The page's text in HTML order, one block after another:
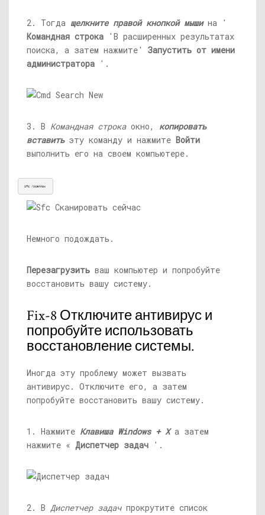
2. Тогда щелкните правой кнопкой мыши на '
Командная строка 'В расширенных результатах
поиска, а затем нажмите' Запустить от имени
администратора '.
3. В Командная строкаокно, копировать
вставить эту команду и нажмите Войти
выполнить его на своем компьютере.
sfc /scannow
Немного подождать.
Перезагрузить ваш компьютер и попробуйте
восстановить вашу систему.
Fix-8 Отключите антивирус и
попробуйте использовать
восстановление системы.
Иногда эту проблему может вызвать
антивирус. Отключите его, а затем
попробуйте восстановить вашу систему.
1. Нажмите Клавиша Windows + X а затем
нажмите « Диспетчер задач '.
2. В Диспетчер задачпрокрутите список